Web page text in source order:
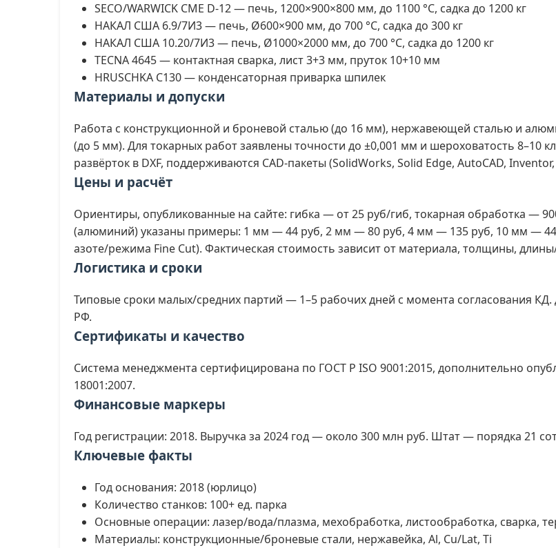
SECO/WARWICK CME D-12 — печь, 1200×900×800 мм, до 1100 °C, садка до 1200 кг
НАКАЛ США 6.9/7И3 — печь, Ø600×900 мм, до 700 °C, садка до 300 кг
НАКАЛ США 10.20/7И3 — печь, Ø1000×2000 мм, до 700 °C, садка до 1200 кг
TECNA 4645 — контактная сварка, лист 3+3 мм, пруток 10+10 мм
HRUSCHKA C130 — конденсаторная приварка шпилек
Материалы и допуски
Работа с конструкционной и броневой сталью (до 16 мм), нержавеющей сталью и
(до 5 мм). Для токарных работ заявлены точности до ±0,001 мм и шероховатость 8–10
развёрток в DXF, поддерживаются CAD-пакеты (SolidWorks, Solid Edge, AutoCAD,
Цены и расчёт
Ориентиры, опубликованные на сайте: гибка — от 25 руб/гиб, токарная обработка —
(алюминий) указаны примеры: 1 мм — 44 руб, 2 мм — 80 руб, 4 мм — 135 руб, 10 мм —
азоте/режима Fine Cut). Фактическая стоимость зависит от материала, толщины,
Логистика и сроки
Типовые сроки малых/средних партий — 1–5 рабочих дней с момента согласования
РФ.
Сертификаты и качество
Система менеджмента сертифицирована по ГОСТ Р ISO 9001:2015, дополнительно
18001:2007.
Финансовые маркеры
Год регистрации: 2018. Выручка за 2024 год — около 300 млн руб. Штат — порядка 21
Ключевые факты
Год основания: 2018 (юрлицо)
Количество станков: 100+ ед. парка
Основные операции: лазер/вода/плазма, мехобработка, листообработка, сварка,
Материалы: конструкционные/броневые стали, нержавейка, Al, Cu/Lat, Ti